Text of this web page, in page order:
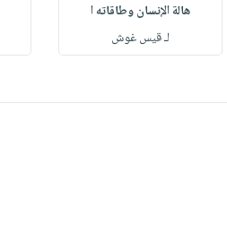
هالة الإنسان وطاقاته ا
لـ قيس غوش